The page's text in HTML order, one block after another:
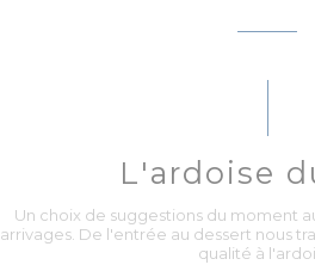
L'ardoise
Un choix de suggestions du moment
arrivages. De l'entrée au dessert nous
qualité à